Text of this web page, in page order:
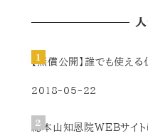
【無償公開】誰でも使え
2018-05-22
総本山知恩院WEBサイト